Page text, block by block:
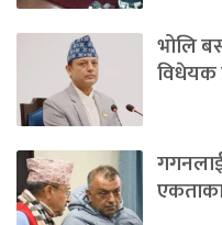
भोलि
विधेयक